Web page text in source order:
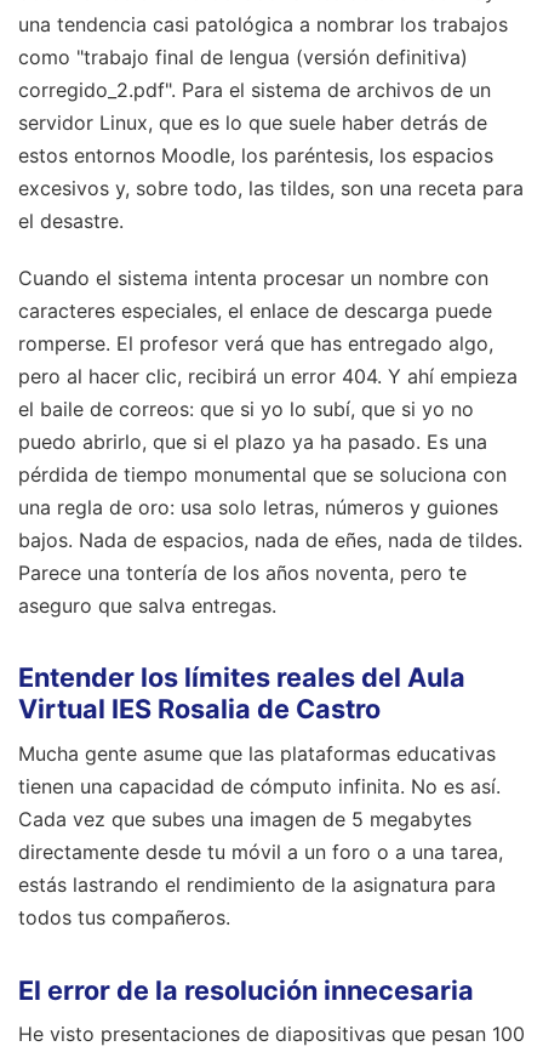
una tendencia casi patológica a nombrar los trabajos
como "trabajo final de lengua (versión definitiva)
corregido_2.pdf". Para el sistema de archivos de un
servidor Linux, que es lo que suele haber detrás de
estos entornos Moodle, los paréntesis, los espacios
excesivos y, sobre todo, las tildes, son una receta para
el desastre.
Cuando el sistema intenta procesar un nombre con
caracteres especiales, el enlace de descarga puede
romperse. El profesor verá que has entregado algo,
pero al hacer clic, recibirá un error 404. Y ahí empieza
el baile de correos: que si yo lo subí, que si yo no
puedo abrirlo, que si el plazo ya ha pasado. Es una
pérdida de tiempo monumental que se soluciona con
una regla de oro: usa solo letras, números y guiones
bajos. Nada de espacios, nada de eñes, nada de tildes.
Parece una tontería de los años noventa, pero te
aseguro que salva entregas.
Entender los límites reales del Aula
Virtual IES Rosalia de Castro
Mucha gente asume que las plataformas educativas
tienen una capacidad de cómputo infinita. No es así.
Cada vez que subes una imagen de 5 megabytes
directamente desde tu móvil a un foro o a una tarea,
estás lastrando el rendimiento de la asignatura para
todos tus compañeros.
El error de la resolución innecesaria
He visto presentaciones de diapositivas que pesan 100